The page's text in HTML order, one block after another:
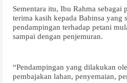
Sementara itu, Ibu Rahma
terima kasih kepada Babinsa yang
pendampingan terhadap petani
sampai dengan penjemuran.
“Pendampingan yang dilakukan
pembajakan lahan, penyemaian,